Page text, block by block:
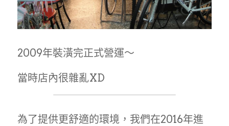
2009年裝潢完正式營運～
當時店內很雜亂XD
為了提供更舒適的環境，我們在2016年進